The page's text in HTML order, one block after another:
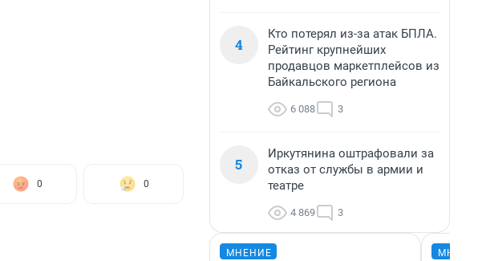
0 0
4
Кто потерял из-за атак БПЛА.
Рейтинг крупнейших
продавцов маркетплейсов из
Байкальского региона
6 088 3
5
Иркутянина оштрафовали за
отказ от службы в армии и
театре
4 869 3
МНЕНИЕ